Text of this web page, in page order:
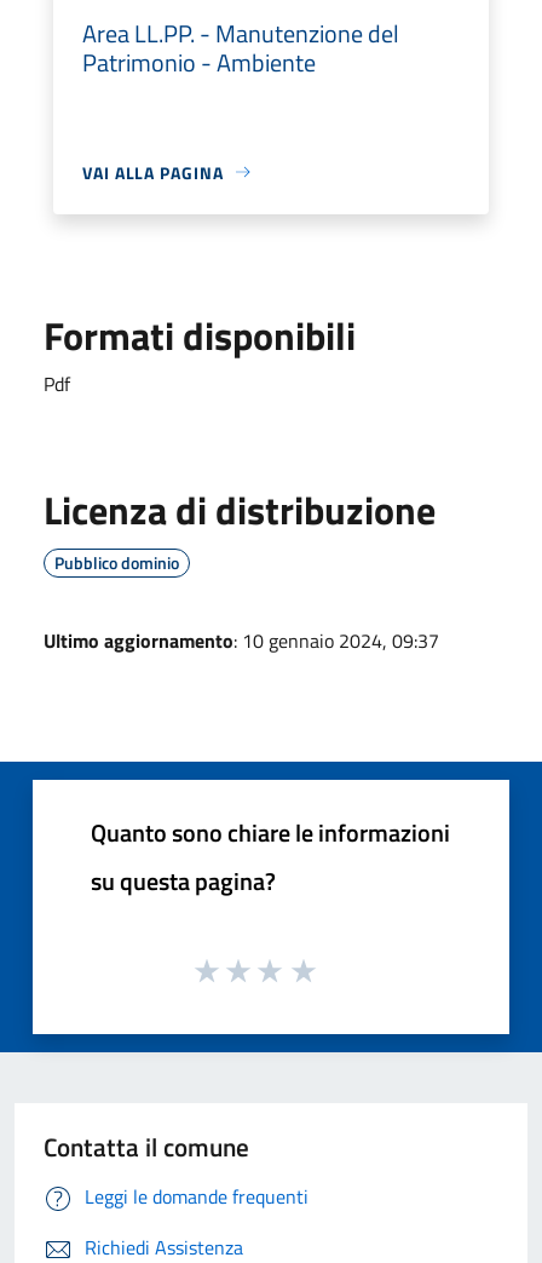
Area LL.PP. - Manutenzione del
Patrimonio - Ambiente
VAI ALLA PAGINA
Formati disponibili
Pdf
Licenza di distribuzione
Pubblico dominio
Ultimo aggiornamento: 10 gennaio 2024, 09:37
Quanto sono chiare le informazioni
su questa pagina?
Contatta il comune
Leggi le domande frequenti
Richiedi Assistenza